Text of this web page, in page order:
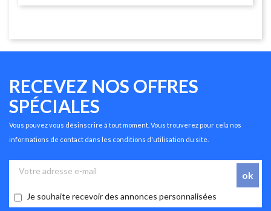
RECEVEZ NOS OFFRES
SPÉCIALES
Vous pouvez vous désinscrire à tout moment. Vous trouverez pour cela nos
informations de contact dans les conditions d'utilisation du site.
Je souhaite recevoir des annonces personnalisées